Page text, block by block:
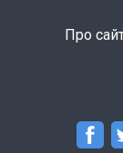
Про